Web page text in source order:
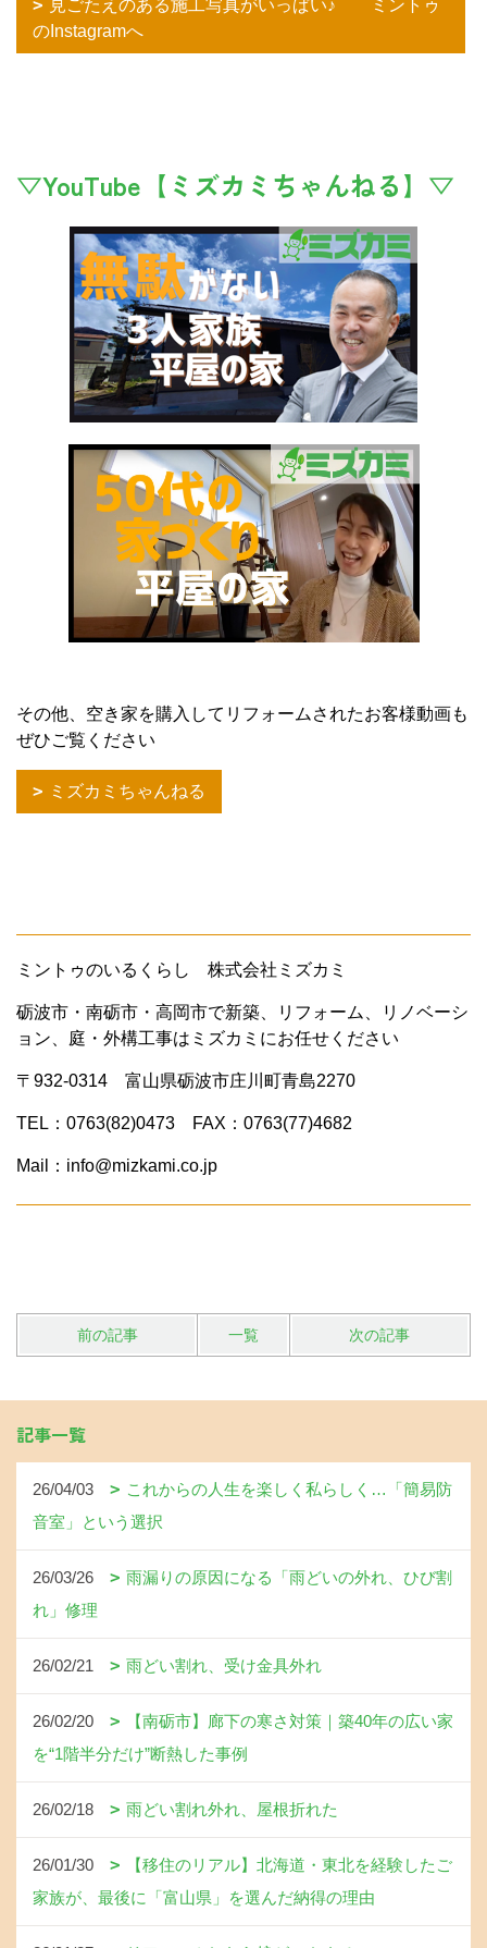
見ごたえのある施工写真がいっぱい♪ ミントゥ
のInstagramへ
▽YouTube【ミズカミちゃんねる】▽
その他、空き家を購入してリフォームされたお客様動画も
ぜひご覧ください
ミズカミちゃんねる
ミントゥのいるくらし 株式会社ミズカミ
砺波市・南砺市・高岡市で新築、リフォーム、リノベーシ
ョン、庭・外構工事はミズカミにお任せください
〒932-0314 富山県砺波市庄川町青島2270
TEL：0763(82)0473 FAX：0763(77)4682
Mail：info@mizkami.co.jp
前の記事 一覧 次の記事
記事一覧
26/04/03
これからの人生を楽しく私らしく…「簡易防
音室」という選択
26/03/26
雨漏りの原因になる「雨どいの外れ、ひび割
れ」修理
26/02/21 雨どい割れ、受け金具外れ
26/02/20
【南砺市】廊下の寒さ対策｜築40年の広い家
を“1階半分だけ”断熱した事例
26/02/18 雨どい割れ外れ、屋根折れた
26/01/30
【移住のリアル】北海道・東北を経験したご
家族が、最後に「富山県」を選んだ納得の理由